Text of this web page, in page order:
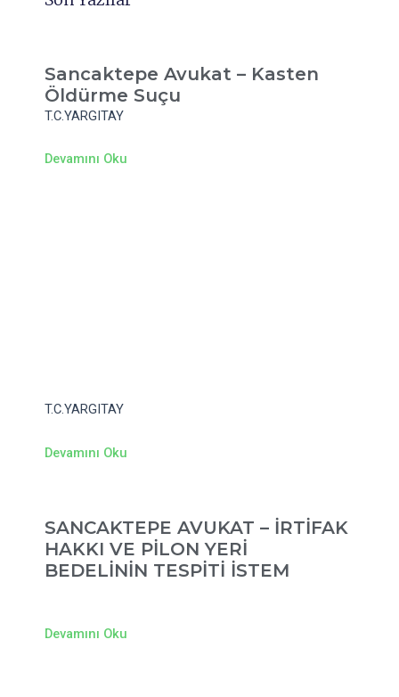
Sancaktepe Avukat – Kasten
Öldürme Suçu
T.C.YARGITAY
Devamını Oku
T.C.YARGITAY
Devamını Oku
SANCAKTEPE AVUKAT – İRTİFAK
HAKKI VE PİLON YERİ
BEDELİNİN TESPİTİ İSTEM
Devamını Oku